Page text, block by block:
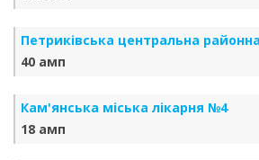
Петриківська центральна
40 амп
Кам'янська міська лікарня №4
18 амп